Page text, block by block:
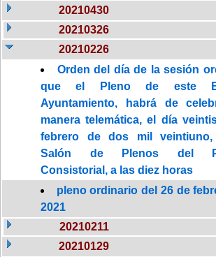
20210430
20210326
20210226
Orden del día de la sesión
que el Pleno de este
Ayuntamiento, habrá de
manera telemática, el día
febrero de dos mil
Salón de Plenos del
Consistorial, a las diez horas
pleno ordinario del 26 de
2021
20210211
20210129